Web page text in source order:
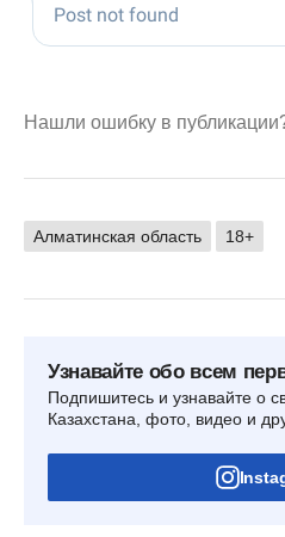
Нашли ошибку в
Алматинская область 18+
Узнавайте обо всем
Подпишитесь и узнавайте о
Казахстана, фото, видео и